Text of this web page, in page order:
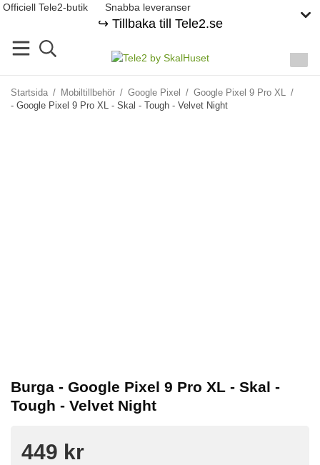
Officiell Tele2-butik Snabba leveranser
↪️ Tillbaka till Tele2.se
Startsida / Mobiltillbehör / Google Pixel / Google Pixel 9 Pro XL /
- Google Pixel 9 Pro XL - Skal - Tough - Velvet Night
Burga - Google Pixel 9 Pro XL - Skal -
Tough - Velvet Night
449 kr